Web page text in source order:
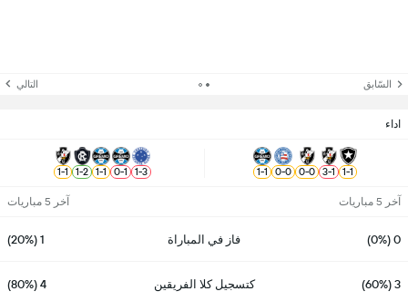
السّابق التالي
اداء
1
-
1
1
-
3
0
-
0
0
-
0
1
-
1
3
-
1
1
-
0
1
-
1
2
-
1
1
-
1
آخر 5 مباريات آخر 5 مباريات
0 (0%) فاز في المباراة 1 (20%)
3 (60%) كتسجيل كلا الفريقين 4 (80%)